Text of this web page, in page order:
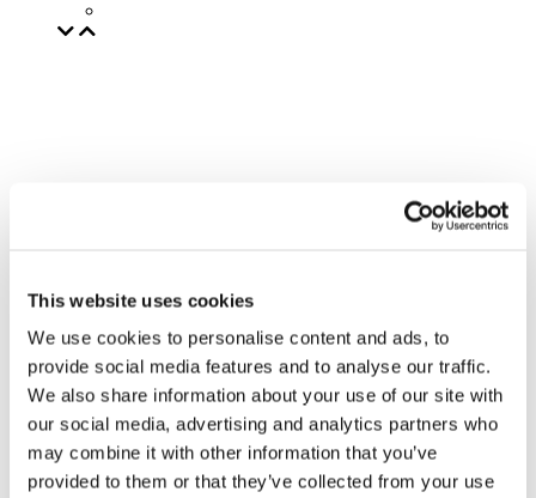
This website uses cookies
We use cookies to personalise content and ads, to
provide social media features and to analyse our traffic.
We also share information about your use of our site with
our social media, advertising and analytics partners who
may combine it with other information that you’ve
provided to them or that they’ve collected from your use